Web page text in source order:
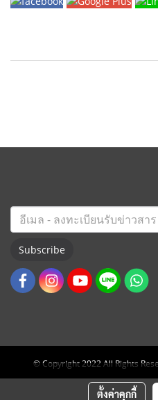
Subscribe
© Copyright 2022 All Rights
ตั้งค่าคุกกี้